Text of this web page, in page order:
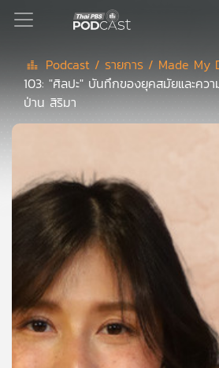
Podcast
สต์
แนะนำ
ลิ
สต์
ของ
คุณ
Podcast / รายการ / Made My
103: "ศิลปะ" บันทึกของยุคสมัยและควา
ป่าน สิริมา